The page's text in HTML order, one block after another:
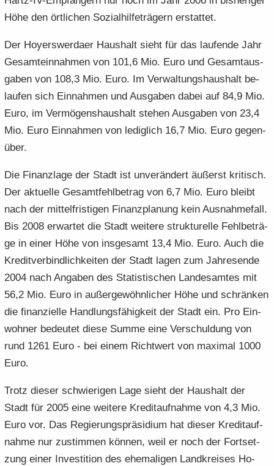
Höhe den ört­li­chen So­zi­al­hil­fe­trä­gern er­stat­tet.
Der Ho­yers­wer­da­er Haus­halt sieht für das lau­fen­de Jahr
Ge­samt­ein­nah­men von 101,6 Mio. Euro und Ge­samt­aus­
ga­ben von 108,3 Mio. Euro. Im Ver­wal­tungs­haus­halt be­
lau­fen sich Ein­nah­men und Aus­ga­ben dabei auf 84,9 Mio.
Euro, im Ver­mö­gens­haus­halt ste­hen Aus­ga­ben von 23,4
Mio. Euro Ein­nah­men von le­dig­lich 16,7 Mio. Euro ge­gen­
über.
Die Fi­nanz­la­ge der Stadt ist un­ver­än­dert äu­ßerst kri­tisch.
Der ak­tu­el­le Ge­samt­fehl­be­trag von 6,7 Mio. Euro bleibt
nach der mit­tel­fris­ti­gen Fi­nanz­pla­nung kein Aus­nah­me­fall.
Bis 2008 er­war­tet die Stadt wei­te­re struk­tu­rel­le Fehl­be­trä­
ge in einer Höhe von ins­ge­samt 13,4 Mio. Euro. Auch die
Kre­dit­ver­bind­lich­kei­ten der Stadt lagen zum Jah­res­en­de
2004 nach An­ga­ben des Sta­tis­ti­schen Lan­des­am­tes mit
56,2 Mio. Euro in au­ßer­ge­wöhn­li­cher Höhe und schrän­ken
die fi­nan­zi­el­le Hand­lungs­fä­hig­keit der Stadt ein. Pro Ein­
woh­ner be­deu­tet diese Summe eine Ver­schul­dung von
rund 1261 Euro - bei einem Richt­wert von ma­xi­mal 1000
Euro.
Trotz die­ser schwie­ri­gen Lage sieht der Haus­halt der
Stadt für 2005 eine wei­te­re Kre­dit­auf­nah­me von 4,3 Mio.
Euro vor. Das Re­gie­rungs­prä­si­di­um hat die­ser Kre­dit­auf­
nah­me nur zu­stim­men kön­nen, weil er noch der Fort­set­
zung einer In­ves­ti­ti­on des ehe­ma­li­gen Land­krei­ses Ho­